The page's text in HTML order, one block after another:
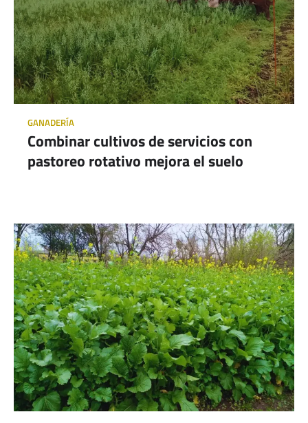
GANADERÍA
Combinar cultivos de servicios con
pastoreo rotativo mejora el suelo